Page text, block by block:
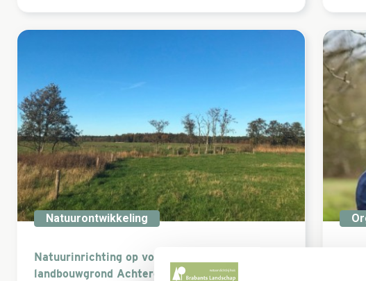
Natuurontwikkeling
Natuurinrichting op voormalige
landbouwgrond Achtereinds Laag